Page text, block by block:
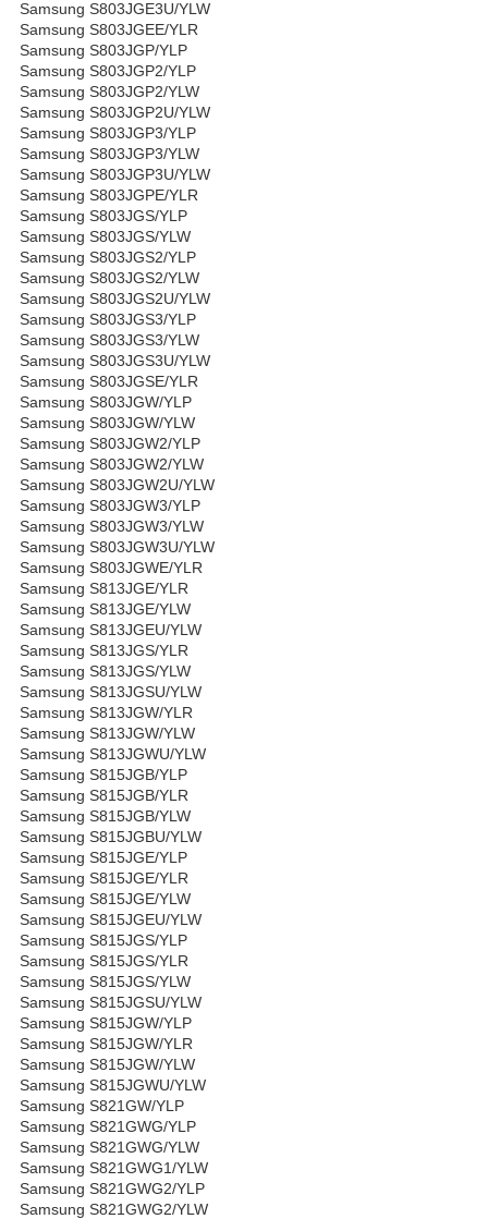
Samsung S803JGE3U/YLW
Samsung S803JGEE/YLR
Samsung S803JGP/YLP
Samsung S803JGP2/YLP
Samsung S803JGP2/YLW
Samsung S803JGP2U/YLW
Samsung S803JGP3/YLP
Samsung S803JGP3/YLW
Samsung S803JGP3U/YLW
Samsung S803JGPE/YLR
Samsung S803JGS/YLP
Samsung S803JGS/YLW
Samsung S803JGS2/YLP
Samsung S803JGS2/YLW
Samsung S803JGS2U/YLW
Samsung S803JGS3/YLP
Samsung S803JGS3/YLW
Samsung S803JGS3U/YLW
Samsung S803JGSE/YLR
Samsung S803JGW/YLP
Samsung S803JGW/YLW
Samsung S803JGW2/YLP
Samsung S803JGW2/YLW
Samsung S803JGW2U/YLW
Samsung S803JGW3/YLP
Samsung S803JGW3/YLW
Samsung S803JGW3U/YLW
Samsung S803JGWE/YLR
Samsung S813JGE/YLR
Samsung S813JGE/YLW
Samsung S813JGEU/YLW
Samsung S813JGS/YLR
Samsung S813JGS/YLW
Samsung S813JGSU/YLW
Samsung S813JGW/YLR
Samsung S813JGW/YLW
Samsung S813JGWU/YLW
Samsung S815JGB/YLP
Samsung S815JGB/YLR
Samsung S815JGB/YLW
Samsung S815JGBU/YLW
Samsung S815JGE/YLP
Samsung S815JGE/YLR
Samsung S815JGE/YLW
Samsung S815JGEU/YLW
Samsung S815JGS/YLP
Samsung S815JGS/YLR
Samsung S815JGS/YLW
Samsung S815JGSU/YLW
Samsung S815JGW/YLP
Samsung S815JGW/YLR
Samsung S815JGW/YLW
Samsung S815JGWU/YLW
Samsung S821GW/YLP
Samsung S821GWG/YLP
Samsung S821GWG/YLW
Samsung S821GWG1/YLW
Samsung S821GWG2/YLP
Samsung S821GWG2/YLW